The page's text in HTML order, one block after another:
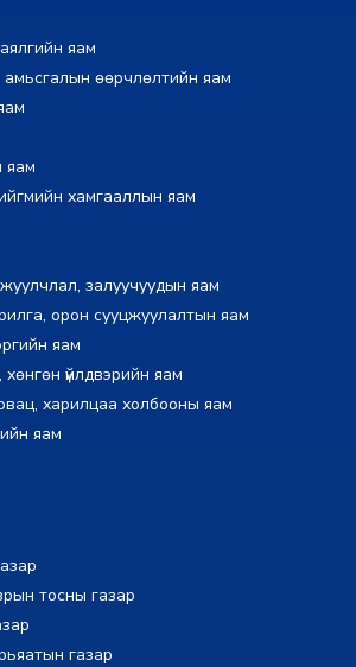
яам
өөрчлөлтийн яам
яам
хамгааллын яам
залуучуудын яам
орон сууцжуулалтын яам
яам
үйлдвэрийн яам
харилцаа холбооны яам
яам
тосны газар
газар